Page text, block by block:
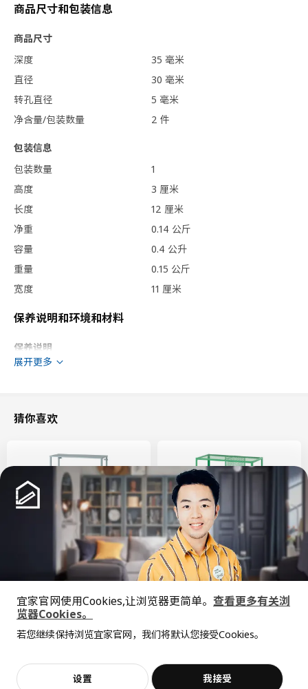
商品尺寸和包装信息
商品尺寸
深度
35 毫米
直径
30 毫米
转孔直径
5 毫米
净含量/包装数量
2 件
包装信息
包装数量
1
高度
3 厘米
长度
12 厘米
净重
0.14 公斤
容量
0.4 公升
重量
0.15 公斤
宽度
11 厘米
保养说明和环境和材料
保养说明
环境和材料
中间件:
锌, 环氧/聚酯粉末涂层
设计师理念
锌是一种金属元素，扎马克锌合金则是是锌、铝、镁和铜的混合
物。两者均是耐用材料，易于铸造成不同的形状。两者都具有出色
的导热和导电性能。用锌或扎马克锌合金制成的物体通常会进行表
面处理，使其看起来类似金、黄铜或不锈钢等金属。锌和扎马克锌
合金在回收并被打造为新的产品后都能保持原有的良好特性。
展开更多
猜你喜欢
柜子, 83x36x128 厘米
599 00
¥ 599.00
新品 限定款
搁架单元, 60x30x80 厘米
¥99 99
¥ 99.99
抱歉，该商品在所选地区暂时缺货。
加入购物袋 立即购买
价格透明，设计专业，现货供应
不，谢谢 立即预约
宜家官网使用Cookies,让浏览器更简单。 查看更多有关浏
览器Cookies。
若您继续保持浏览宜家官网，我们将默认您接受Cookies。
设置 我接受